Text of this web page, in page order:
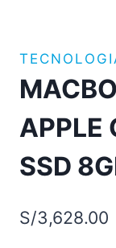
APPLE
SSD
S/3,628.00